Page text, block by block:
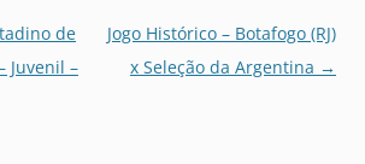
de
Juvenil –
Jogo Histórico – Botafogo (RJ)
x Seleção da Argentina →